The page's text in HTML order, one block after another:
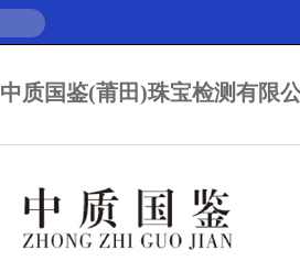
中质国鉴(莆田)珠宝检测有限